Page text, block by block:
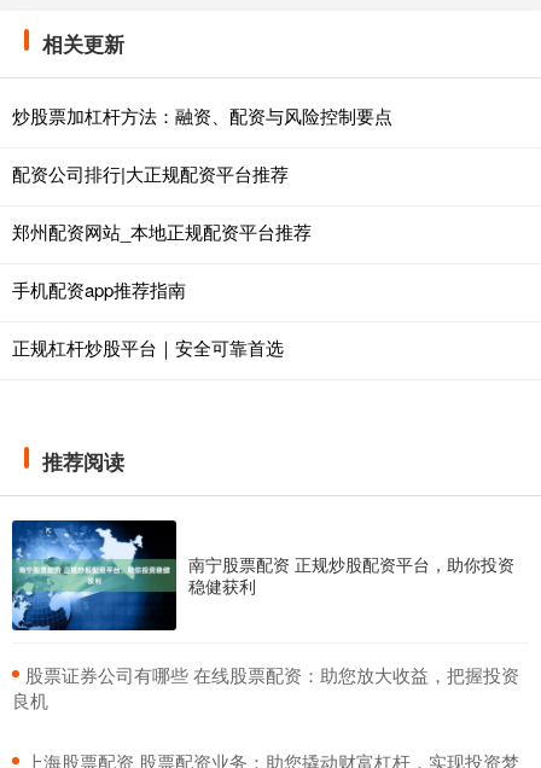
相关更新
炒股票加杠杆方法：融资、配资与风险控制要点
配资公司排行|大正规配资平台推荐
郑州配资网站_本地正规配资平台推荐
手机配资app推荐指南
正规杠杆炒股平台｜安全可靠首选
推荐阅读
南宁股票配资 正规炒股配资平台，助你投资
稳健获利
​股票证券公司有哪些 在线股票配资：助您放大收益，把握投资
良机
​上海股票配资 股票配资业务：助您撬动财富杠杆，实现投资梦